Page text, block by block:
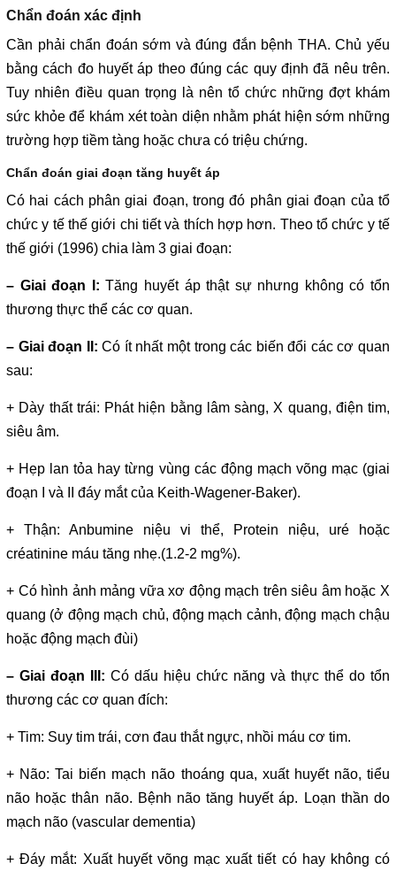
Chẩn đoán xác định
Cần phải chẩn đoán sớm và đúng đắn bệnh THA. Chủ yếu
bằng cách đo huyết áp theo đúng các quy định đã nêu trên.
Tuy nhiên điều quan trọng là nên tổ chức những đợt khám
sức khỏe để khám xét toàn diện nhằm phát hiện sớm những
trường hợp tiềm tàng hoặc chưa có triệu chứng.
Chẩn đoán giai đoạn tăng huyết áp
Có hai cách phân giai đoạn, trong đó phân giai đoạn của tổ
chức y tế thế giới chi tiết và thích hợp hơn. Theo tổ chức y tế
thế giới (1996) chia làm 3 giai đoạn:
– Giai đoạn I: Tăng huyết áp thật sự nhưng không có tổn
thương thực thể các cơ quan.
– Giai đoạn II: Có ít nhất một trong các biến đổi các cơ quan
sau:
+ Dày thất trái: Phát hiện bằng lâm sàng, X quang, điện tim,
siêu âm.
+ Hẹp lan tỏa hay từng vùng các động mạch võng mạc (giai
đoạn I và II đáy mắt của Keith-Wagener-Baker).
+ Thận: Anbumine niệu vi thể, Protein niệu, uré hoặc
créatinine máu tăng nhẹ.(1.2-2 mg%).
+ Có hình ảnh mảng vữa xơ động mạch trên siêu âm hoặc X
quang (ở động mạch chủ, động mạch cảnh, động mạch chậu
hoặc động mạch đùi)
– Giai đoạn III: Có dấu hiệu chức năng và thực thể do tổn
thương các cơ quan đích:
+ Tim: Suy tim trái, cơn đau thắt ngực, nhồi máu cơ tim.
+ Não: Tai biến mạch não thoáng qua, xuất huyết não, tiểu
não hoặc thân não. Bệnh não tăng huyết áp. Loạn thần do
mạch não (vascular dementia)
+ Đáy mắt: Xuất huyết võng mạc xuất tiết có hay không có